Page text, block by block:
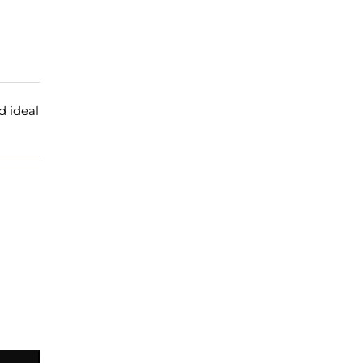
ideal